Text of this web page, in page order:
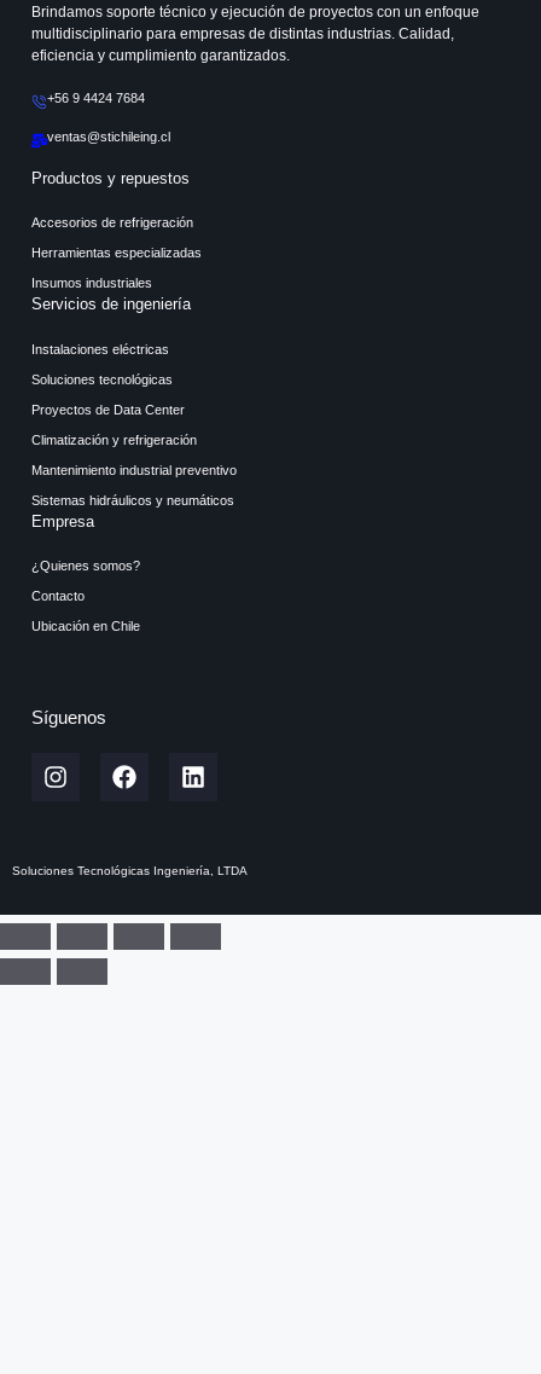
Brindamos soporte técnico y ejecución de proyectos con un enfoque
multidisciplinario para empresas de distintas industrias. Calidad,
eficiencia y cumplimiento garantizados.
+56 9 4424 7684
ventas@stichileing.cl
Productos y repuestos
Accesorios de refrigeración
Herramientas especializadas
Insumos industriales
Servicios de ingeniería
Instalaciones eléctricas
Soluciones tecnológicas
Proyectos de Data Center
Climatización y refrigeración
Mantenimiento industrial preventivo
Sistemas hidráulicos y neumáticos
Empresa
¿Quienes somos?
Contacto
Ubicación en Chile
Síguenos
Soluciones Tecnológicas Ingeniería, LTDA